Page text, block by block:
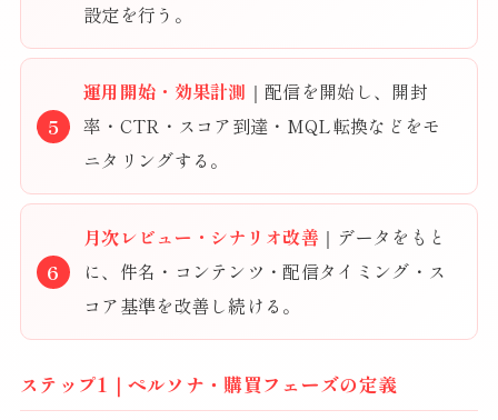
設定を行う。
運用開始・効果計測 ｜配信を開始し、開封
率・CTR・スコア到達・MQL転換などをモ
ニタリングする。
月次レビュー・シナリオ改善 ｜データをもと
に、件名・コンテンツ・配信タイミング・ス
コア基準を改善し続ける。
ステップ1｜ペルソナ・購買フェーズの定義